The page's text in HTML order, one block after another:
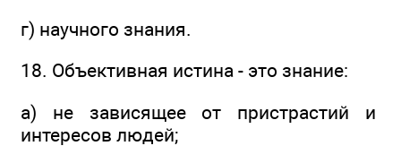
г) научного знания.
18. Объективная истина - это знание:
а) не зависящее от пристрастий и
интересов людей;